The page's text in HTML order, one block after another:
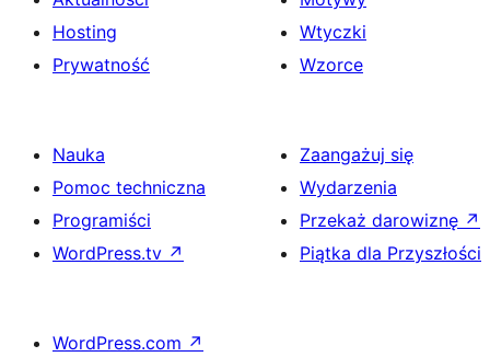
Hosting
Prywatność
Wtyczki
Wzorce
Nauka
Pomoc techniczna
Programiści
WordPress.tv ↗
Zaangażuj się
Wydarzenia
Przekaż darowiznę ↗
Piątka dla Przyszłości
WordPress.com ↗